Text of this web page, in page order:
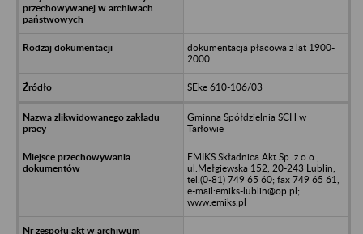
dokumentacja płacowa z lat 1900-
2000
SEke 610-106/03
Gminna Spółdzielnia SCH w
Tarłowie
EMIKS Składnica Akt Sp. z o.o.,
ul.Mełgiewska 152, 20-243 Lublin,
tel.(0-81) 749 65 60; fax 749 65 61,
e-mail:emiks-lublin@op.pl;
www.emiks.pl